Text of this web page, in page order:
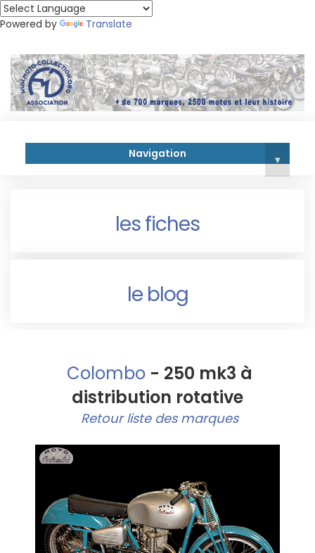
Powered by Translate
Navigation ▾
les fiches
le blog
Colombo - 250 mk3 à
distribution rotative
Retour liste des marques